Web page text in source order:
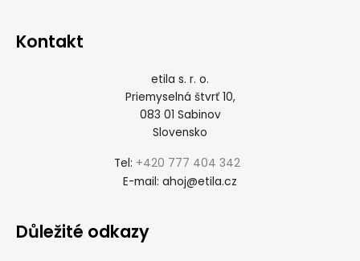
Kontakt
etila s. r. o.
Priemyselná štvrť 10,
083 01 Sabinov
Slovensko
Tel: +420 777 404 342
E-mail: ahoj@etila.cz
Důležité odkazy